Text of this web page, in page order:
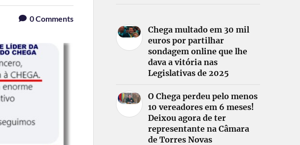
0Comments
Chega multado em 30 mil
euros por partilhar
sondagem online que lhe
dava a vitória nas
Legislativas de 2025
O Chega perdeu pelo menos
10 vereadores em 6 meses!
Deixou agora de ter
representante na Câmara
de Torres Novas